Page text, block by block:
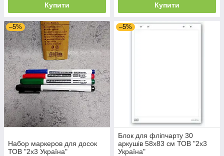
Купити Купити
–5%
Набор маркеров для досок
ТОВ "2х3 Україна"
–5%
Блок для фліпчарту 30
аркушів 58х83 см ТОВ "2х3
Україна"